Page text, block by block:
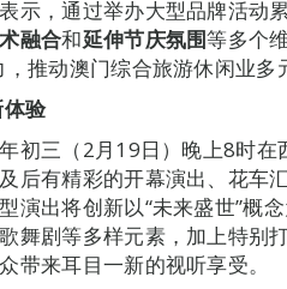
示，通过举办大型品牌活动
融合和延伸节庆氛围等多个
推动澳门综合旅游休闲业多
验
初三（2月19日）晚上8时
后有精彩的开幕演出、花车
演出将创新以“未来盛世”概
舞剧等多样元素，加上特别
带来耳目一新的视听享受。